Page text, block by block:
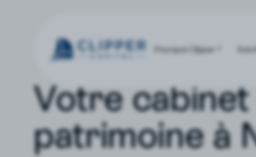
Pourquoi Clipper ?
Votre
patrimoine à